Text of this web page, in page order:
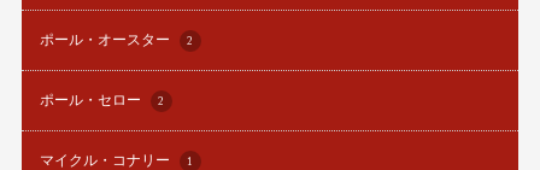
ポール・オースター 2
ポール・セロー 2
マイクル・コナリー 1